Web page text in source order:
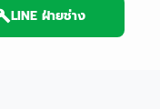
LINE ฝ่ายช่าง